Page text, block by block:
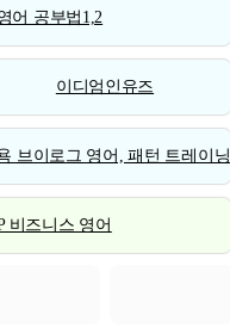
어 공부법1,2
이디엄인유즈
브이로그 영어, 패턴 트레이닝
비즈니스 영어